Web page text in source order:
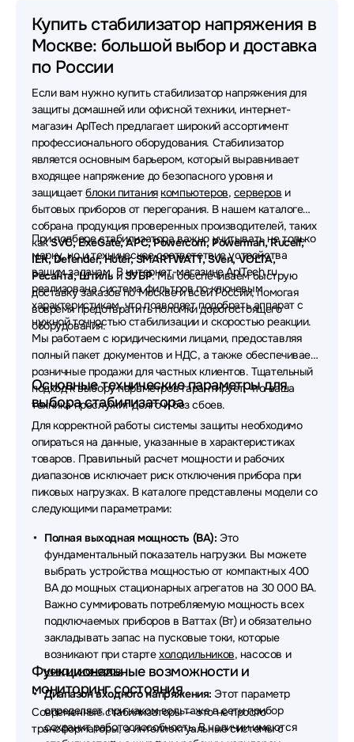
Стабилизаторы VOLTA
Стабилизаторы Defender
Стабилизаторы Sven
Стабилизаторы БАСТИОН Стабилизаторы APC
Стабилизаторы Tripp-Lite Стабилизаторы ЗУБР
Стабилизаторы Tuncmatik
Стабилизаторы Huter
Купить стабилизатор напряжения в
Москве: большой выбор и доставка
по России
Если вам нужно купить стабилизатор напряжения для
защиты домашней или офисной техники, интернет-
магазин AplTech предлагает широкий ассортимент
профессионального оборудования. Стабилизатор
является основным барьером, который выравнивает
входящее напряжение до безопасного уровня и
защищаетблоки питания компьютеров, серверов и
бытовых приборов от перегорания. В нашем каталоге
собрана продукция проверенных производителей, таких
какSVC, ExeGate, APC, Powercom, Powerman, Rucelf,
IEK, Defender, Huter, SMARTWATT, Sven, VOLTA,
Ресанта, Штиль иЗУБР. Мы обеспечиваем быструю
доставку заказов по Москве и всей России, помогая
вовремя предотвратить поломки дорогостоящего
оборудования.
При подборе стабилизатора важно учитывать не только
марку, но и техническое соответствие устройства
вашим задачам. В интернет-магазине AplTech.ru
реализована система фильтров по ключевым
характеристикам, что позволяет подобрать аппарат с
нужной точностью стабилизации и скоростью реакции.
Мы работаем с юридическими лицами, предоставляя
полный пакет документов и НДС, а также обеспечиваем
розничные продажи для частных клиентов. Тщательный
подход к выбору параметров гарантирует, что ваша
техника прослужит долго и без сбоев.
Основные технические параметры для
выбора стабилизатора
Для корректной работы системы защиты необходимо
опираться на данные, указанные в характеристиках
товаров. Правильный расчет мощности и рабочих
диапазонов исключает риск отключения прибора при
пиковых нагрузках. В каталоге представлены модели со
следующими параметрами:
Полная выходная мощность (ВА): Это
фундаментальный показатель нагрузки. Вы можете
выбрать устройства мощностью от компактных 400
ВА до мощных стационарных агрегатов на 30 000 ВА.
Важно суммировать потребляемую мощность всех
подключаемых приборов в Ваттах (Вт) и обязательно
закладывать запас на пусковые токи, которые
возникают при стартехолодильников, насосов и
кондиционеров.
Диапазон входного напряжения: Этот параметр
определяет, при каком вольтаже в сети прибор
сохранит работоспособность. В наличии имеются
Функциональные возможности и
мониторинг состояния
Современные стабилизаторы — это не просто
трансформаторы, а интеллектуальные системы с